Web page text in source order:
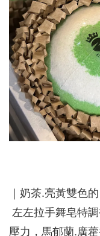
｜奶茶.亮黃雙色
左左拉手舞皂特
壓力，馬郁蘭.廣